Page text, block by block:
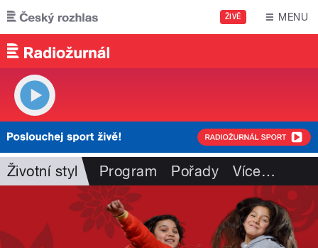
Přejít k hlavnímu obsahu
ŽIVĚ MENU
Životní styl Program Pořady Více…